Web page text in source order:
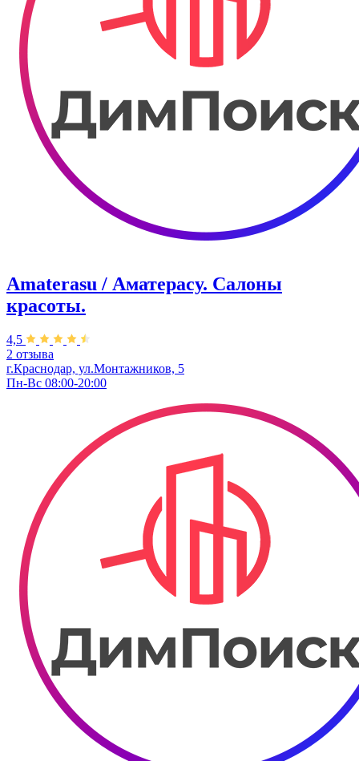
Amaterasu / Аматерасу. Салоны
красоты.
4,5
2 отзыва
г.Краснодар, ул.Монтажников, 5
Пн-Вс 08:00-20:00